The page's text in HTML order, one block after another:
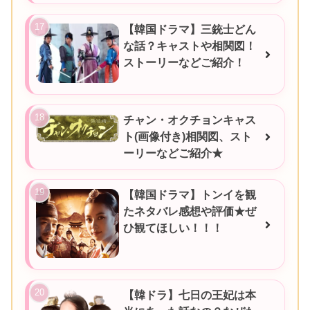
【韓国ドラマ】三銃士どん
な話？キャストや相関図！
ストーリーなどご紹介！
チャン・オクチョンキャス
ト(画像付き)相関図、スト
ーリーなどご紹介★
【韓国ドラマ】トンイを観
たネタバレ感想や評価★ぜ
ひ観てほしい！！！
【韓ドラ】七日の王妃は本